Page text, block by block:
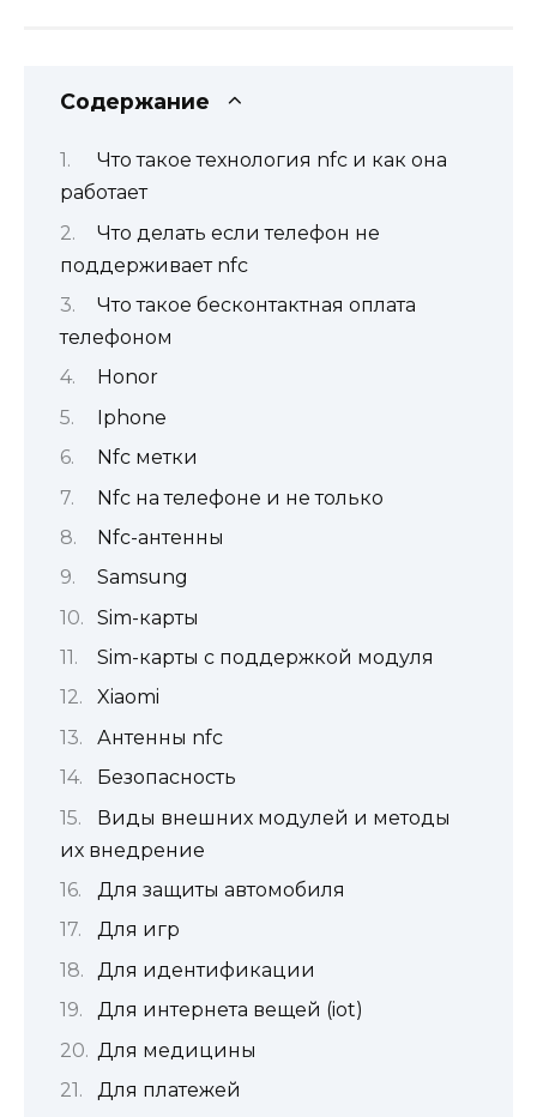
Содержание
Что такое технология nfc и как она
работает
Что делать если телефон не
поддерживает nfc
Что такое бесконтактная оплата
телефоном
Honor
Iphone
Nfc метки
Nfc на телефоне и не только
Nfc-антенны
Samsung
Sim-карты
Sim-карты с поддержкой модуля
Xiaomi
Антенны nfc
Безопасность
Виды внешних модулей и методы
их внедрение
Для защиты автомобиля
Для игр
Для идентификации
Для интернета вещей (iot)
Для медицины
Для платежей